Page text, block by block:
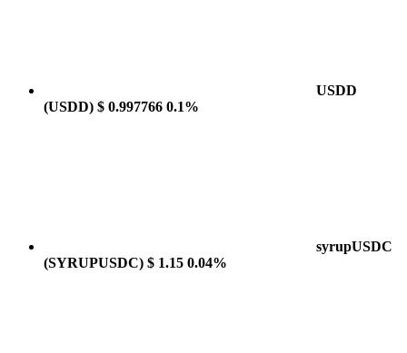
USDD
(USDD) $ 0.997766 0.1%
syrupUSDC
(SYRUPUSDC) $ 1.15 0.04%